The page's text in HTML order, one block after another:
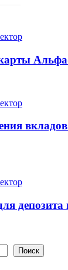
депозита
Поиск